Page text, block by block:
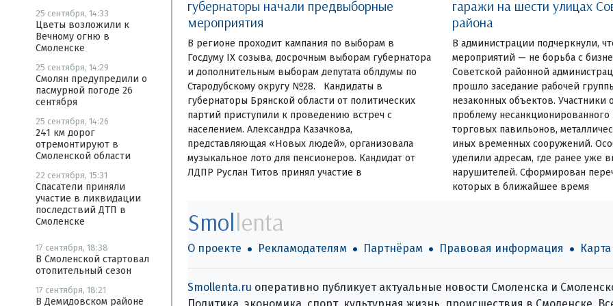
25 сентября, 14:33
Цветы возложили к
Вечному огню в
Смоленске
25 сентября, 14:29
Смолян предупредили о
пасмурной погоде 26
сентября
25 сентября, 14:26
241 км дорог
отремонтируют в
Смоленской области
22 сентября, 15:31
Спасатели приняли
участие в ликвидации
последствий ДТП в
Смоленске
17 сентября, 18:38
В Смоленской стартовал
отопительный сезон
17 сентября, 18:21
В Демидовском районе
губернаторы начали предвыборные
мероприятия
В регионе проходит кампания по выборам в
Госдуму IX созыва, досрочным выборам губернатора
и дополнительным выборам депутата облдумы по
Стародубскому округу №28. Кандидаты в
губернаторы Брянской области от политических
партий приступили к проведению встреч с
населением. Александра Казачкова,
представляющая «Новых людей», организовала
музыкальное лото для пенсионеров. Кандидат от
ЛДПР Руслан Титов принял участие в
гаражи на шести улицах
района
В администрации подчеркнули,
мероприятий — не борьба с
Советской районной
прошло заседание рабочей
незаконных объектов. Участники
проблему
торговых павильонов,
иных временных сооружений.
уделили адресам, где ранее уже
нарушителей. Сформирован
которых в ближайшее время
Smollenta
О проекте Рекламодателям Партнёрам Правовая информация
Smollenta.ru оперативно публикует актуальные новости Смоленска и
Политика, экономика, спорт, культурная жизнь, происшествия в Смоленске.